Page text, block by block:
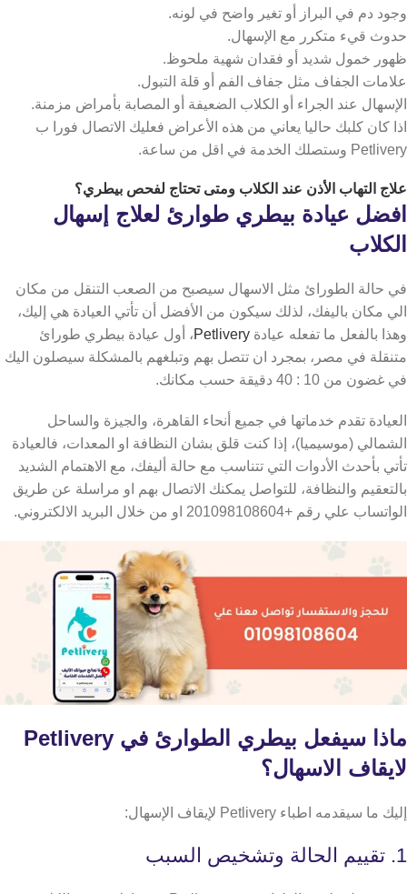
وجود دم في البراز أو تغير واضح في لونه.
حدوث قيء متكرر مع الإسهال.
ظهور خمول شديد أو فقدان شهية ملحوظ.
علامات الجفاف مثل جفاف الفم أو قلة التبول.
الإسهال عند الجراء أو الكلاب الضعيفة أو المصابة بأمراض مزمنة.
اذا كان كلبك حاليا يعاني من هذه الأعراض فعليك الاتصال فورا ب
Petlivery وستصلك الخدمة في اقل من ساعة.
علاج التهاب الأذن عند الكلاب ومتى تحتاج لفحص بيطري؟
افضل عيادة بيطري طوارئ لعلاج إسهال
الكلاب
في حالة الطورائ مثل الاسهال سيصبح من الصعب التنقل من مكان
الي مكان باليفك، لذلك سيكون من الأفضل أن تأتي العيادة هي إليك،
وهذا بالفعل ما تفعله عيادة Petlivery، أول عيادة بيطري طورائ
متنقلة في مصر، بمجرد ان تتصل بهم وتبلغهم بالمشكلة سيصلون اليك
في غضون من 10 : 40 دقيقة حسب مكانك.
العيادة تقدم خدماتها في جميع أنحاء القاهرة، والجيزة والساحل
الشمالي (موسيميا)، إذا كنت قلق بشان النظافة او المعدات، فالعيادة
تأتي بأحدث الأدوات التي تتناسب مع حالة أليفك، مع الاهتمام الشديد
بالتعقيم والنظافة، للتواصل يمكنك الاتصال بهم او مراسلة عن طريق
الواتساب علي رقم +201098108604 او من خلال البريد الالكتروني.
ماذا سيفعل بيطري الطوارئ في Petlivery
لايقاف الاسهال؟
إليك ما سيقدمه اطباء Petlivery لإيقاف الإسهال:
1. تقييم الحالة وتشخيص السبب